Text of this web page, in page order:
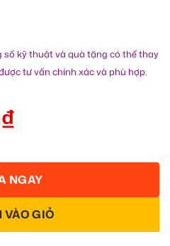
số kỹ thuật và quà tặng có thể thay
tư vấn chính xác và phù hợp.
₫
VÀO GIỎ
NGAY